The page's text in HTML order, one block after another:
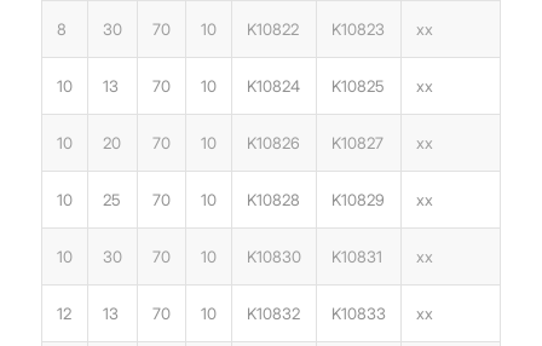
8 30 70 10 K10822 K10823 xx
10 13 70 10 K10824 K10825 xx
10 20 70 10 K10826 K10827 xx
10 25 70 10 K10828 K10829 xx
10 30 70 10 K10830 K10831 xx
12 13 70 10 K10832 K10833 xx